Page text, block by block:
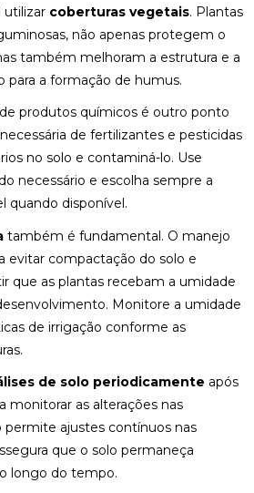
utilizar coberturas vegetais. Plantas
não apenas protegem o
também melhoram a estrutura e a
para a formação de humus.
produtos químicos é outro ponto
de fertilizantes e pesticidas
no solo e contaminá-lo. Use
necessário e escolha sempre a
quando disponível.
também é fundamental. O manejo
evitar compactação do solo e
que as plantas recebam a umidade
Monitore a umidade
de irrigação conforme as
de solo periodicamente após
monitorar as alterações nas
permite ajustes contínuos nas
que o solo permaneça
longo do tempo.